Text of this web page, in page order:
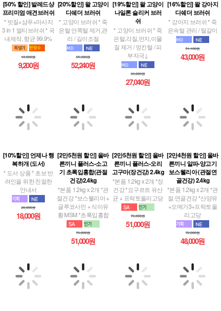
* 빗질+샴푸+마사지
3 in 1 멀티브러쉬 * 국
내제작, 향균 99.9%
18,500원
9,200원
* 고양이 브러쉬 * 죽
은털 안쪽털 제거,관
리 / 길이조절
65,300원
52,240원
쉬
* 고양이 브러쉬 * 죽
은털,각질,먼지,이물
질 제거 / 엉킨털 / 피
부자극↓
33,000원
27,040원
* 강아지 브러쉬 * 죽
은속털 관리 / 털갈이
51,100원
43,000원
* 도서 상품 * 초보 반
려인을 위한 친절한
안내서
20,000원
18,000원
기 초록입홍합(관절
건강)2.4kg
*본품 1.2kg x 2개 *관
절건강 *보스웰리아 +
글루코사민 + 식이유
황 MSM *초록입홍합
76,000원
51,000원
고구마(장건강) 2.4kg
*본품 1.2kg x 2개 *장
건강 *요구르트 유산
균 + 프락토올리고당
76,000원
51,000원
보스웰리아 (관절연
골건강) 2.4kg
*본품 1.2kg x 2개 *관
절·연골건강 *산양유
+오메가3+프락토올
리고당
72,000원
48,000원